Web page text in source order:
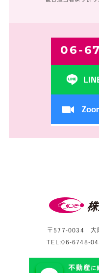
06-
〒577-0034 大
TEL:06-6748-